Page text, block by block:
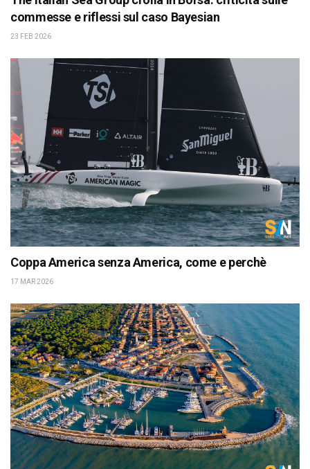
commesse e riflessi sul caso Bayesian
23 FEB 2026
Coppa America senza America, come e perchè
17 MAR 2026